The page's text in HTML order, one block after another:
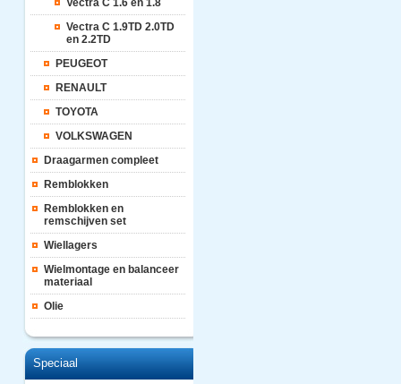
Vectra C 1.6 en 1.8
Vectra C 1.9TD 2.0TD
en 2.2TD
PEUGEOT
RENAULT
TOYOTA
VOLKSWAGEN
Draagarmen compleet
Remblokken
Remblokken en
remschijven set
Wiellagers
Wielmontage en balanceer
materiaal
Olie
Speciaal